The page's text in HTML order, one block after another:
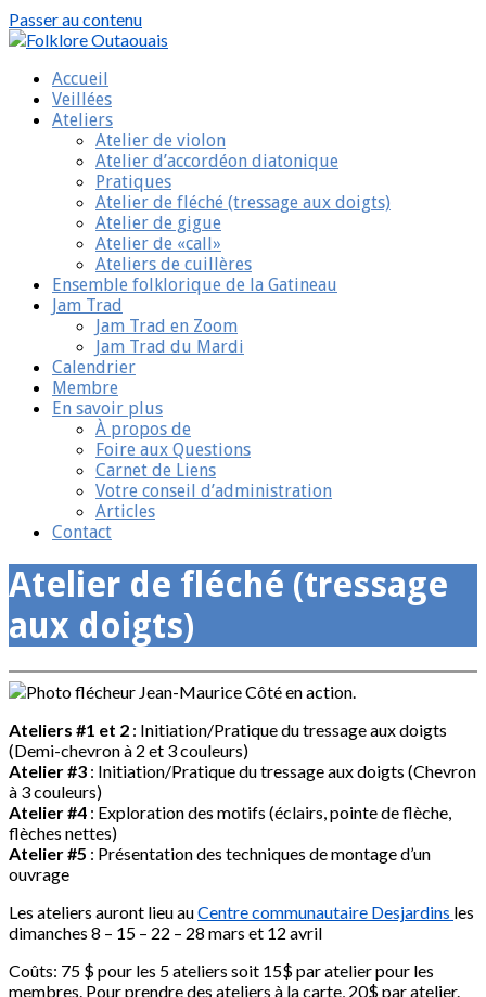
Passer au contenu
Accueil
Veillées
Ateliers
Atelier de violon
Atelier d’accordéon diatonique
Pratiques
Atelier de fléché (tressage aux doigts)
Atelier de gigue
Atelier de «call»
Ateliers de cuillères
Ensemble folklorique de la Gatineau
Jam Trad
Jam Trad en Zoom
Jam Trad du Mardi
Calendrier
Membre
En savoir plus
À propos de
Foire aux Questions
Carnet de Liens
Votre conseil d’administration
Articles
Contact
Atelier de fléché (tressage
aux doigts)
Ateliers #1 et 2 : Initiation/Pratique du tressage aux doigts
(Demi-chevron à 2 et 3 couleurs)
Atelier #3 : Initiation/Pratique du tressage aux doigts (Chevron
à 3 couleurs)
Atelier #4 : Exploration des motifs (éclairs, pointe de flèche,
flèches nettes)
Atelier #5 : Présentation des techniques de montage d’un
ouvrage
Les ateliers auront lieu auCentre communautaire Desjardins les
dimanches 8 – 15 – 22 – 28 mars et 12 avril
Coûts: 75 $ pour les 5 ateliers soit 15$ par atelier pour les
membres. Pour prendre des ateliers à la carte, 20$ par atelier.